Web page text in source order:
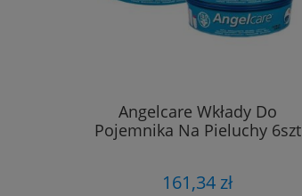
Angelcare Wkłady Do
Pojemnika Na Pieluchy 6szt
161,34 zł